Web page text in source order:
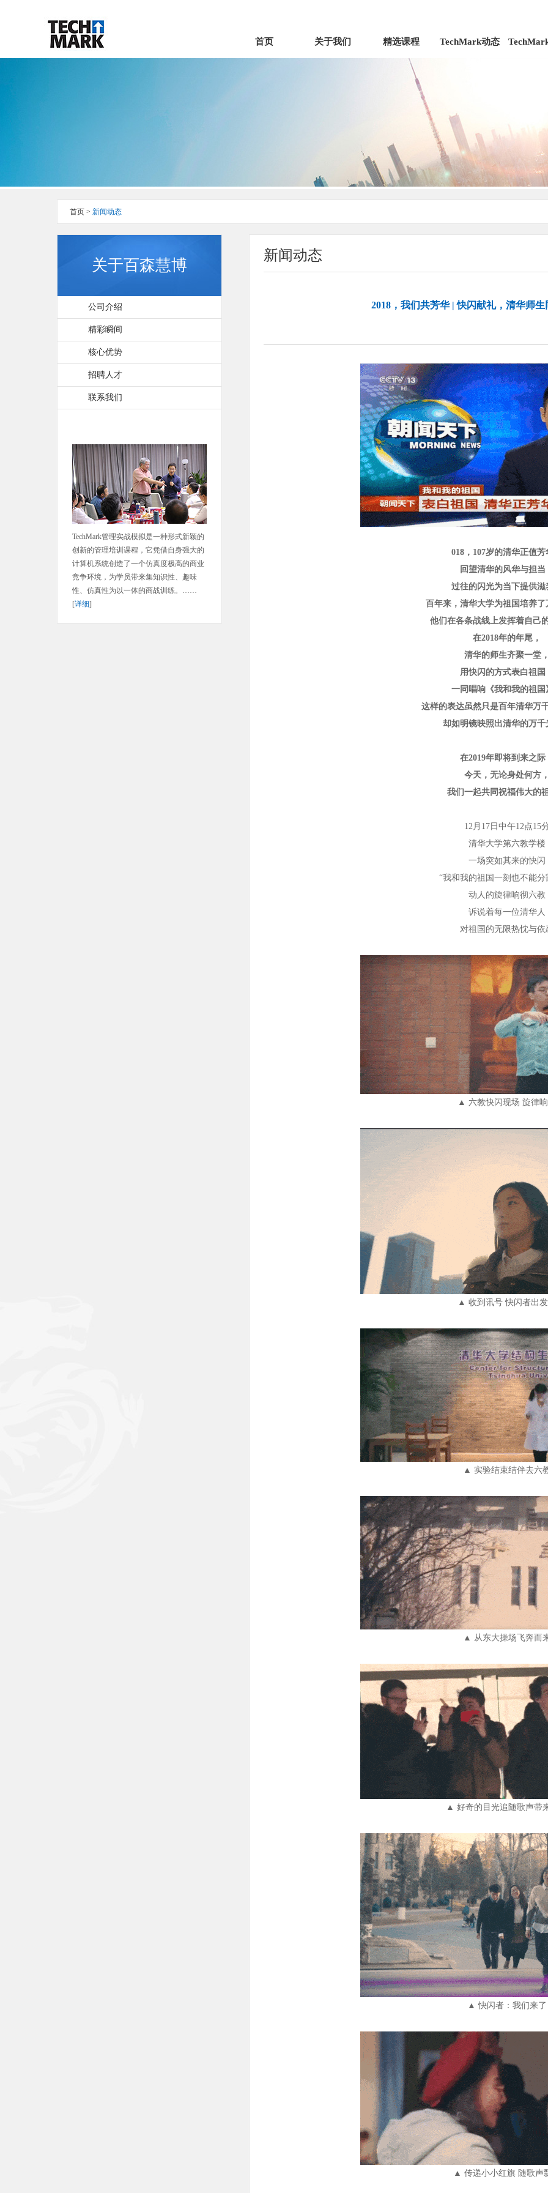
首页 关于我们 精选课程 TechMark动态
首页 > 新闻动态
关于百森慧博
公司介绍
精彩瞬间
核心优势
招聘人才
联系我们
TechMark管理实战模拟是一种形式新颖的
创新的管理培训课程，它凭借自身强大的
计算机系统创造了一个仿真度极高的商业
竞争环境，为学员带来集知识性、趣味
性、仿真性为以一体的商战训练。……
[详细]
新闻动态
2018，我们共芳华 | 快闪献礼，清华师
018，107岁的清华正值芳
回望清华的风华与担当
过往的闪光为当下提供滋
百年来，清华大学为祖国培养
他们在各条战线上发挥着自己
在2018年的年尾，
清华的师生齐聚一堂
用快闪的方式表白祖国
一同唱响《我和我的祖国
这样的表达虽然只是百年清华万
却如明镜映照出清华的万千
在2019年即将到来之际
今天，无论身处何方
我们一起共同祝福伟大的
12月17日中午12点15
清华大学第六教学楼
一场突如其来的快闪
“我和我的祖国一刻也不能
动人的旋律响彻六教
诉说着每一位清华人
对祖国的无限热忱与依
▲ 六教快闪现场 旋律
▲ 收到讯号 快闪者出
▲ 实验结束结伴去六
▲ 从东大操场飞奔而
▲ 好奇的目光追随歌声带
▲ 快闪者：我们来了
▲ 传递小小红旗 随歌声